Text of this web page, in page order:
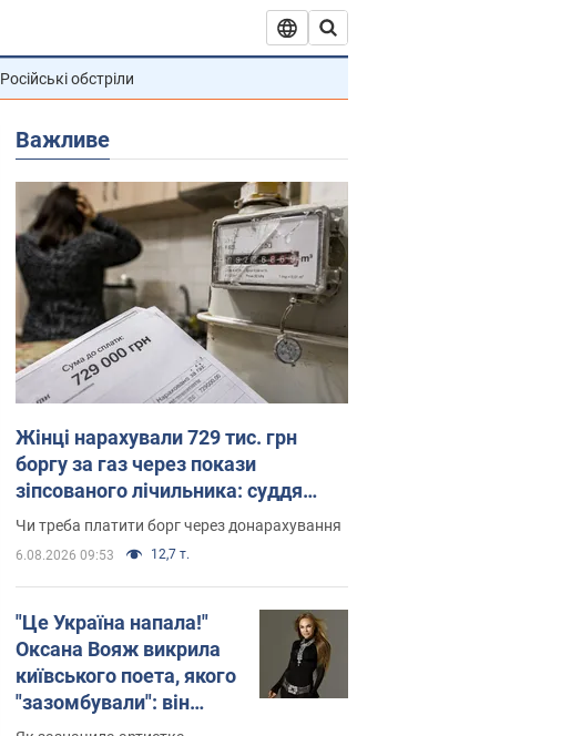
Російські обстріли
Важливе
Жінці нарахували 729 тис. грн
боргу за газ через покази
зіпсованого лічильника: суддя
ухвалив неочікуване рішення
Чи треба платити борг через донарахування
6.08.2026 09:53 12,7 т.
"Це Україна напала!"
Оксана Вояж викрила
київського поета, якого
"зазомбували": він
навіть російської не